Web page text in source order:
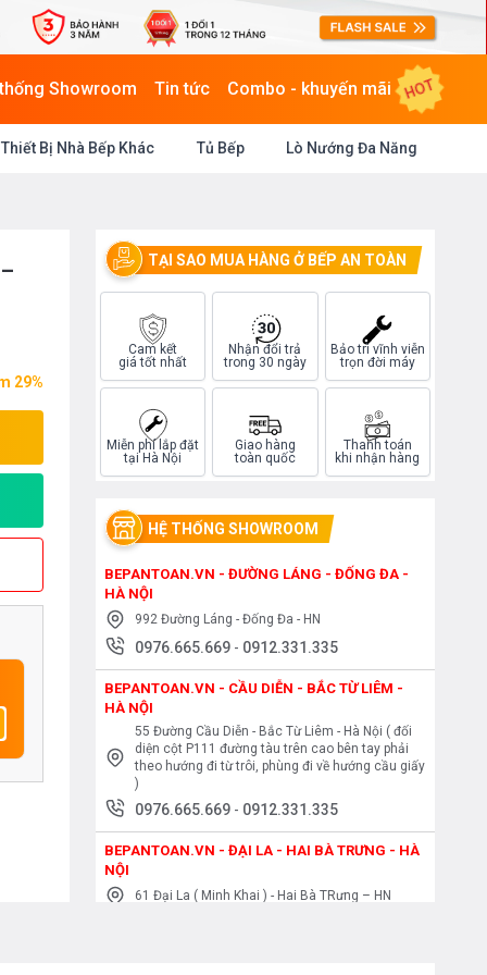
Showroom Tin tức Combo - khuyến mãi HOT
Thiết Bị Nhà Bếp Khác Tủ Bếp Lò Nướng Đa Năng
29%
TẠI SAO MUA HÀNG Ở BẾP AN TOÀN
Cam kết
giá tốt nhất
Nhận đổi trả
trong 30 ngày
Bảo trì vĩnh viễn
trọn đời máy
Miễn phí lắp đặt
tại Hà Nội
Giao hàng
toàn quốc
Thanh toán
khi nhận hàng
HỆ THỐNG SHOWROOM
BEPANTOAN.VN - ĐƯỜNG LÁNG - ĐỐNG ĐA -
HÀ NỘI
992 Đường Láng - Đống Đa - HN
0976.665.669 - 0912.331.335
BEPANTOAN.VN - CẦU DIỄN - BẮC TỪ LIÊM -
HÀ NỘI
55 Đường Cầu Diễn - Bắc Từ Liêm - Hà Nội ( đối
diện cột P111 đường tàu trên cao bên tay phải
theo hướng đi từ trôi, phùng đi về hướng cầu giấy
)
0976.665.669 - 0912.331.335
BEPANTOAN.VN - ĐẠI LA - HAI BÀ TRƯNG - HÀ
NỘI
61 Đại La ( Minh Khai ) - Hai Bà TRưng – HN